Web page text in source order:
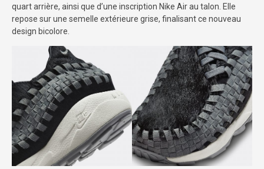
quart arrière, ainsi que d’une inscription Nike Air au talon. Elle
repose sur une semelle extérieure grise, finalisant ce nouveau
design bicolore.